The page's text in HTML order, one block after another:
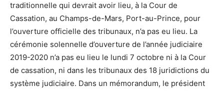
traditionnelle qui devrait avoir lieu, à la Cour de
Cassation, au Champs-de-Mars, Port-au-Prince, pour
l’ouverture officielle des tribunaux, n’a pas eu lieu. La
cérémonie solennelle d’ouverture de l’année judiciaire
2019-2020 n’a pas eu lieu le lundi 7 octobre ni à la Cour
de cassation, ni dans les tribunaux des 18 juridictions du
système judiciaire. Dans un mémorandum, le président